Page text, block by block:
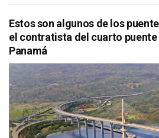
Estos son algunos de los
el contratista del cuarto puente
Panamá